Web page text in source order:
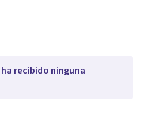
recibido ninguna